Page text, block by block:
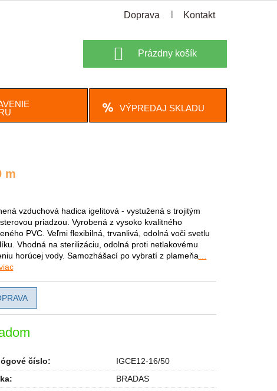
Doprava Kontakt
Nákupný
košík
Prázdny košík
VÝPREDAJ SKLADU
m
vzduchová hadica igelitová - vystužená s trojitým
priadzou. Vyrobená z vysoko kvalitného
PVC. Veľmi flexibilná, trvanlivá, odolná voči svetlu
Vhodná na sterilizáciu, odolná proti netlakovému
horúcej vody. Samozhášací po vybratí z plameňa
číslo:
IGCE12-16/50
BRADAS